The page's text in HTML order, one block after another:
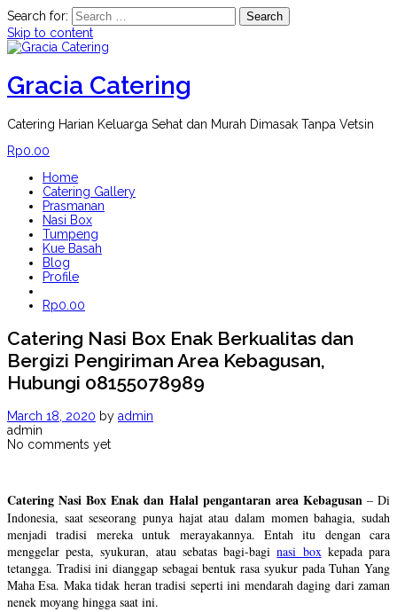
Search for:
Skip to content
Gracia Catering
Catering Harian Keluarga Sehat dan Murah Dimasak Tanpa Vetsin
Rp0.00
Home
Catering Gallery
Prasmanan
Nasi Box
Tumpeng
Kue Basah
Blog
Profile
Rp0.00
Catering Nasi Box Enak Berkualitas dan
Bergizi Pengiriman Area Kebagusan,
Hubungi 08155078989
March 18, 2020 by admin
admin
No comments yet
Catering Nasi Box Enak dan Halal pengantaran area Kebagusan– Di
Indonesia, saat seseorang punya hajat atau dalam momen bahagia, sudah
menjadi tradisi mereka untuk merayakannya. Entah itu dengan cara
menggelar pesta, syukuran, atau sebatas bagi-baginasi boxkepada para
tetangga. Tradisi ini dianggap sebagai bentuk rasa syukur pada Tuhan Yang
Maha Esa. Maka tidak heran tradisi seperti ini mendarah daging dari zaman
nenek moyang hingga saat ini.